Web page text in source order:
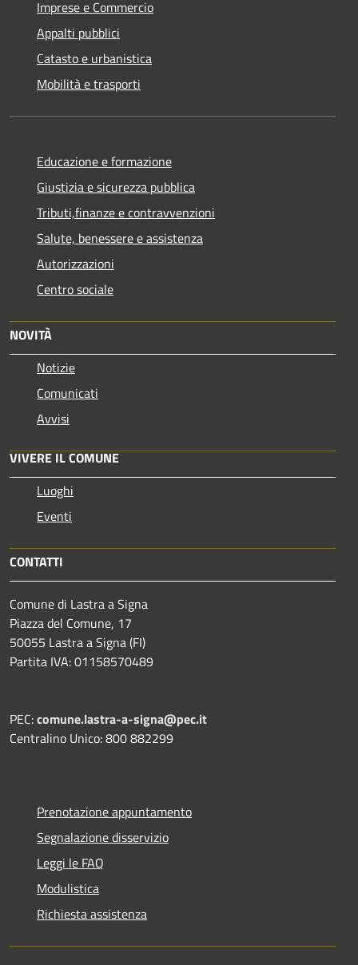
Imprese e Commercio
Appalti pubblici
Catasto e urbanistica
Mobilità e trasporti
Educazione e formazione
Giustizia e sicurezza pubblica
Tributi,finanze e contravvenzioni
Salute, benessere e assistenza
Autorizzazioni
Centro sociale
NOVITÀ
Notizie
Comunicati
Avvisi
VIVERE IL COMUNE
Luoghi
Eventi
CONTATTI
Comune di Lastra a Signa
Piazza del Comune, 17
50055 Lastra a Signa (FI)
Partita IVA: 01158570489
PEC:comune.lastra-a-signa@pec.it
Centralino Unico: 800 882299
Prenotazione appuntamento
Segnalazione disservizio
Leggi le FAQ
Modulistica
Richiesta assistenza